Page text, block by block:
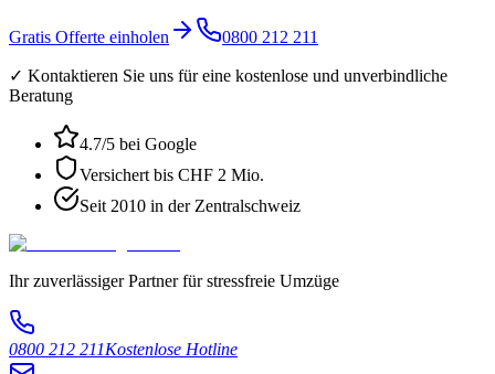
Gratis Offerte einholen 0800 212 211
✓ Kontaktieren Sie uns für eine kostenlose und unverbindliche
Beratung
4.7/5 bei Google
Versichert bis CHF 2 Mio.
Seit 2010 in der Zentralschweiz
Ihr zuverlässiger Partner für stressfreie Umzüge
0800 212 211Kostenlose Hotline